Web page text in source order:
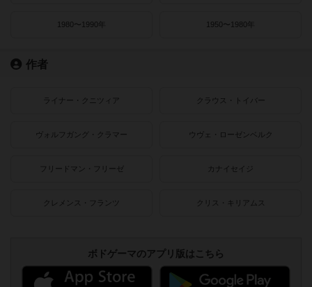
1980〜1990年 1950〜1980年
作者
ライナー・クニツィア クラウス・トイバー
ヴォルフガング・クラマー ウヴェ・ローゼンベルク
フリードマン・フリーゼ カナイセイジ
クレメンス・フランツ クリス・キリアムス
ボドゲーマのアプリ版はこちら